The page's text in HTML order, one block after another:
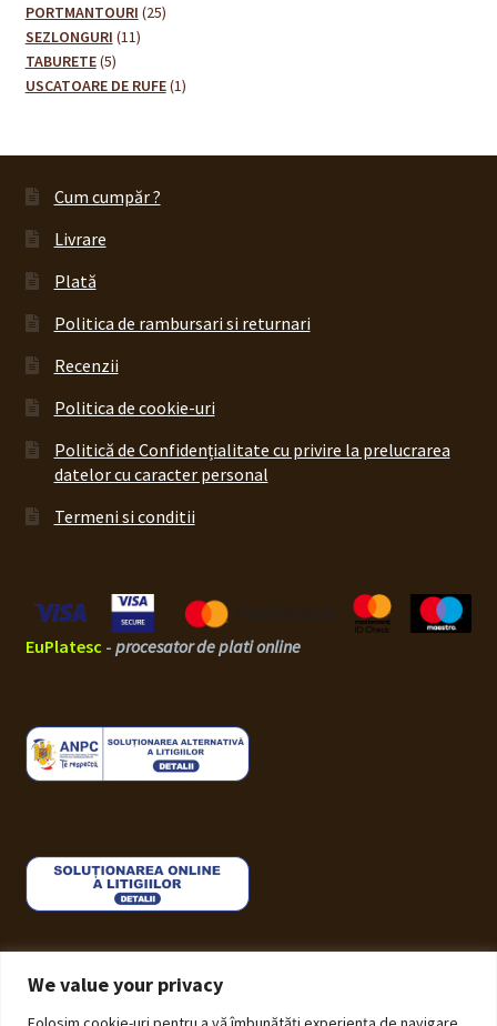
We value your privacy
produse
PORTMANTOURI 2525
SEZLONGURI 1111
TABURETE 55
produse
USCATOARE DE RUFE 11
Cum cumpăr ?
Livrare
Plată
Politica de rambursari si returnari
Recenzii
Politica de cookie-uri
Politică de Confidențialitate cu privire la prelucrarea
datelor cu caracter personal
Termeni si conditii
EuPlatesc - procesator de plati online